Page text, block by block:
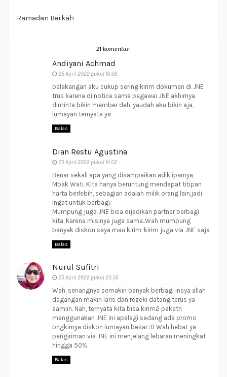
Ramadan Berkah
21 komentar:
Andiyani Achmad
25 April 2022 pukul 10.38
belakangan aku cukup sering kirim dokumen di JNE
trus karena di notice sama pegawai JNE akhirnya
diminta bikin member deh, yaudah aku bikin aja,
lumayan ternyata ya
Balas
Dian Restu Agustina
25 April 2022 pukul 14.02
Benar sekali apa yang disampaikan adik iparnya,
Mbak Wati. Kita hanya beruntung mendapat titipan
harta berlebih, sebagian adalah milik orang lain,jadi
ingat untuk berbagi.
Mumpung juga JNE bisa dijadikan partner berbagi
kita, karena misinya juga sama..Wah mumpung
banyak diskon saya mau kirim-kirim juga via JNE saja
Balas
Nurul Sufitri
25 April 2022 pukul 20.36
Wah, senangnya semakin banyak berbagi insya allah
dagangan makin laris dan rezeki datang terus ya
aamiin. Nah, ternyata kita bisa kirim2 paketn
menggunakan JNE ini apalagi sedang ada promo
ongkirnya diskon lumayan besar :D Wah hebat ya
pengiriman via JNE ini menjelang lebaran meningkat
hingga 50%.
Balas